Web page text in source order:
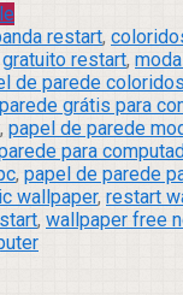
restart,
gratuito restart,
de parede
grátis para
, papel de parede
para
, papel de parede
wallpaper, restart
, wallpaper free